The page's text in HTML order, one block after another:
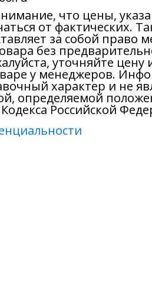
что цены,
от фактических.
за собой право
без
уточняйте цену
у менеджеров.
характер и не
определяемой
Российской